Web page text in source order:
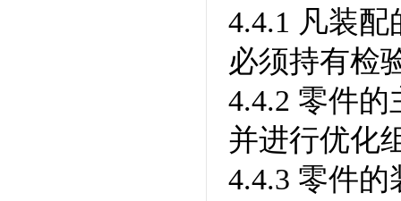
4.4.1 凡装
必须持有检
4.4.2 零件
并进行优化
4.4.3 零件